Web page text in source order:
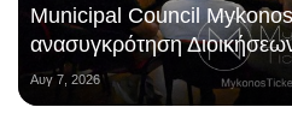
Municipal Council
ανασυγκρότηση
Αυγ 7, 2026